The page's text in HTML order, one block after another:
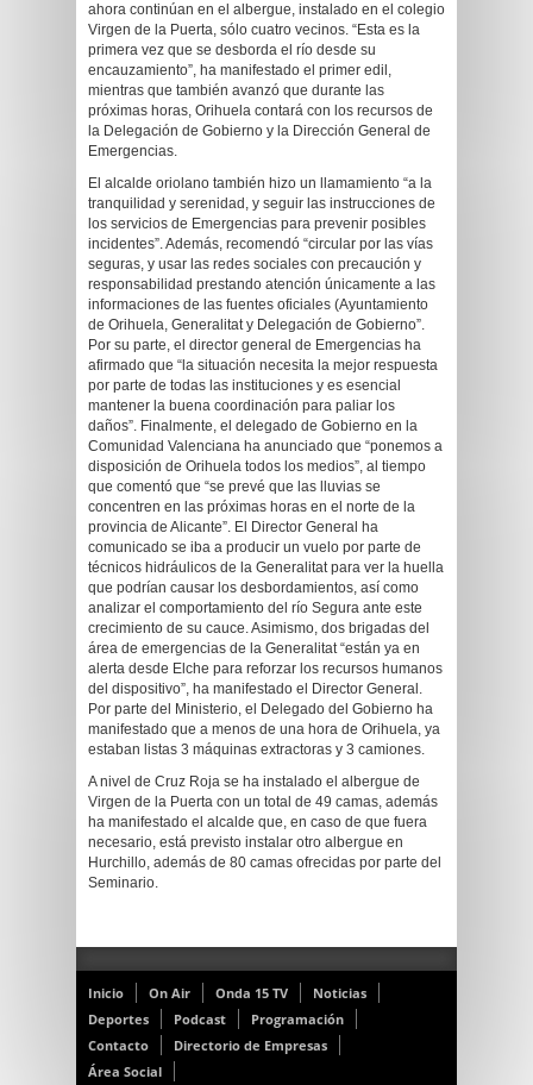
ahora continúan en el albergue, instalado en el colegio
Virgen de la Puerta, sólo cuatro vecinos. “Esta es la
primera vez que se desborda el río desde su
encauzamiento”, ha manifestado el primer edil,
mientras que también avanzó que durante las
próximas horas, Orihuela contará con los recursos de
la Delegación de Gobierno y la Dirección General de
Emergencias.
El alcalde oriolano también hizo un llamamiento “a la
tranquilidad y serenidad, y seguir las instrucciones de
los servicios de Emergencias para prevenir posibles
incidentes”. Además, recomendó “circular por las vías
seguras, y usar las redes sociales con precaución y
responsabilidad prestando atención únicamente a las
informaciones de las fuentes oficiales (Ayuntamiento
de Orihuela, Generalitat y Delegación de Gobierno”.
Por su parte, el director general de Emergencias ha
afirmado que “la situación necesita la mejor respuesta
por parte de todas las instituciones y es esencial
mantener la buena coordinación para paliar los
daños”. Finalmente, el delegado de Gobierno en la
Comunidad Valenciana ha anunciado que “ponemos a
disposición de Orihuela todos los medios”, al tiempo
que comentó que “se prevé que las lluvias se
concentren en las próximas horas en el norte de la
provincia de Alicante”. El Director General ha
comunicado se iba a producir un vuelo por parte de
técnicos hidráulicos de la Generalitat para ver la huella
que podrían causar los desbordamientos, así como
analizar el comportamiento del río Segura ante este
crecimiento de su cauce. Asimismo, dos brigadas del
área de emergencias de la Generalitat “están ya en
alerta desde Elche para reforzar los recursos humanos
del dispositivo”, ha manifestado el Director General.
Por parte del Ministerio, el Delegado del Gobierno ha
manifestado que a menos de una hora de Orihuela, ya
estaban listas 3 máquinas extractoras y 3 camiones.
A nivel de Cruz Roja se ha instalado el albergue de
Virgen de la Puerta con un total de 49 camas, además
ha manifestado el alcalde que, en caso de que fuera
necesario, está previsto instalar otro albergue en
Hurchillo, además de 80 camas ofrecidas por parte del
Seminario.
Inicio On Air Onda 15 TV
Noticias
Deportes
Podcast
Programación
Contacto
Directorio de Empresas
Área Social